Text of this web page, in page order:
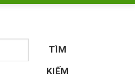
TÌM
KIẾM